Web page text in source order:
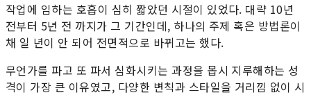
작업에 임하는 호흡이 심히 짧았던 시절이 있었다. 대략 10년
전부터 5년 전 까지가 그 기간인데, 하나의 주제 혹은 방법론이
채 일 년이 안 되어 전면적으로 바뀌고는 했다.
무언가를 파고 또 파서 심화시키는 과정을 몹시 지루해하는 성
격이 가장 큰 이유였고, 다양한 변칙과 스타일을 거리낌 없이 시